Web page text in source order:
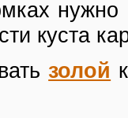
нужно
куста
золой